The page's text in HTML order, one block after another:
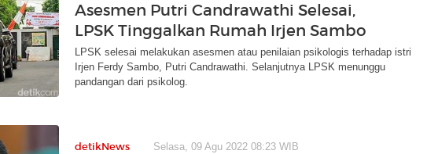
Asesmen Putri Candrawathi Selesai,
LPSK Tinggalkan Rumah Irjen Sambo
LPSK selesai melakukan asesmen atau penilaian psikologis terhadap istri
Irjen Ferdy Sambo, Putri Candrawathi. Selanjutnya LPSK menunggu
pandangan dari psikolog.
detikNews Selasa, 09 Agu 2022 08:23 WIB